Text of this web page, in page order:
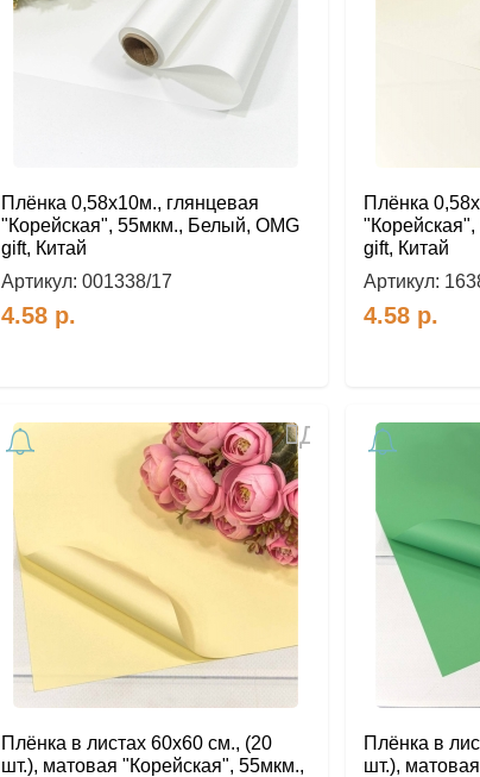
Плёнка 0,58х10м., глянцевая
"Корейская", 55мкм., Белый, OMG
gift, Китай
Артикул: 001338/17
4.58 р.
Плёнка
gift, Китай
Артикул:
4.58 р.
Добавить
в
избранное
Плёнка в листах 60х60 см., (20
шт.), матовая "Корейская", 55мкм.,
Плёнка в
шт.),